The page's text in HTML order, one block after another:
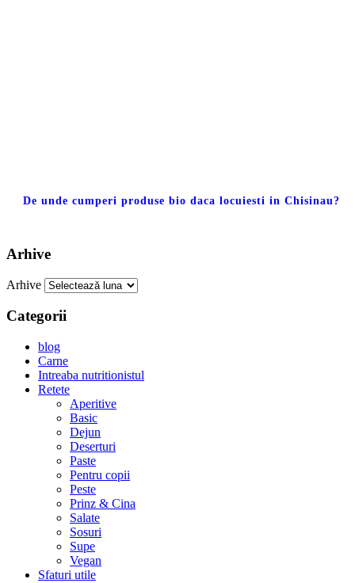
De unde cumperi produse bio daca locuiesti in Chisinau?
Arhive
Arhive
Categorii
blog
Carne
Intreaba nutritionistul
Retete
Aperitive
Basic
Dejun
Deserturi
Paste
Pentru copii
Peste
Prinz & Cina
Salate
Sosuri
Supe
Vegan
Sfaturi utile